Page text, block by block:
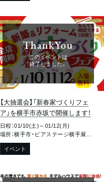
ThankYou
このイベントは
終了しました。
【大抽選会】「新春家づくりフェ
ア」を横手市赤坂で開催します！
日程：01/10(土)～01/12(月)
イベント